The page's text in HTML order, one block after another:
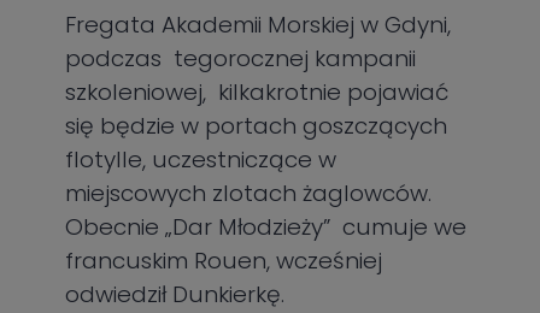
Fregata Akademii Morskiej w Gdyni,
podczas tegorocznej kampanii
szkoleniowej, kilkakrotnie pojawiać
się będzie w portach goszczących
flotylle, uczestniczące w
miejscowych zlotach żaglowców.
Obecnie „Dar Młodzieży” cumuje we
francuskim Rouen, wcześniej
odwiedził Dunkierkę.